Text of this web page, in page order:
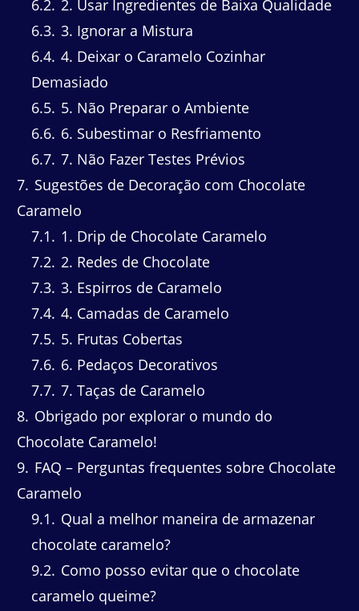
6.2 2. Usar Ingredientes de Baixa Qualidade
6.3 3. Ignorar a Mistura
6.4 4. Deixar o Caramelo Cozinhar
Demasiado
6.5 5. Não Preparar o Ambiente
6.6 6. Subestimar o Resfriamento
6.7 7. Não Fazer Testes Prévios
7 Sugestões de Decoração com Chocolate
Caramelo
7.1
1. Drip de Chocolate Caramelo
7.2 2. Redes de Chocolate
7.3 3. Espirros de Caramelo
7.4 4. Camadas de Caramelo
7.5 5. Frutas Cobertas
7.6 6. Pedaços Decorativos
7.7 7. Taças de Caramelo
8 Obrigado por explorar o mundo do
Chocolate Caramelo!
9 FAQ – Perguntas frequentes sobre Chocolate
Caramelo
9.1
Qual a melhor maneira de armazenar
chocolate caramelo?
9.2 Como posso evitar que o chocolate
caramelo queime?